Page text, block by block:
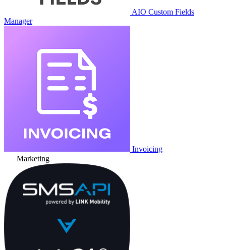
AIO Custom Fields
Manager
Invoicing
Marketing